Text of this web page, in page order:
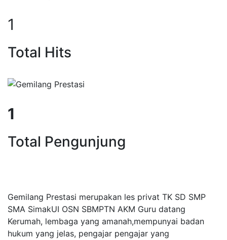
1
Total Hits
1
Total Pengunjung
Gemilang Prestasi merupakan les privat TK SD SMP
SMA SimakUI OSN SBMPTN AKM Guru datang
Kerumah, lembaga yang amanah,mempunyai badan
hukum yang jelas, pengajar pengajar yang